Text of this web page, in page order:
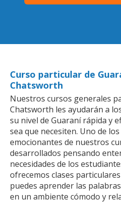
Curso particular de
Chatsworth
Nuestros cursos generales
Chatsworth les ayudarán a
su nivel de Guaraní rápida y
sea que necesiten. Uno de
emocionantes de nuestros
desarrollados pensando
necesidades de los
ofrecemos clases
puedes aprender las
en un ambiente cómodo y